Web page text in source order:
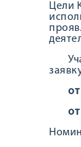
Цели
от